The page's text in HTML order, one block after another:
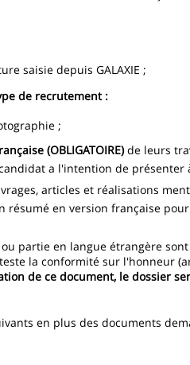
saisie depuis GALAXIE ;
de recrutement :
;
(OBLIGATOIRE)de leurs
a l'intention de présenter
articles et réalisations
résumé en version française
partie en langue étrangère
la conformité sur l'honneur
de ce document, le dossier
en plus des documents